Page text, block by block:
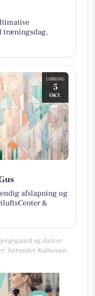
træningsdag,
LØRDAG
5
OKT.
afslapning og
&
og data er
herunder Kultunaut.